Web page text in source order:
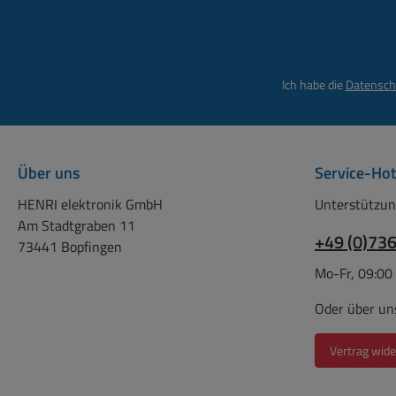
Deckels mit
Kunststoff
mm / Breite 100
integriert
Montageplatte
EMV-
Farbe: Grau
Schutzart (IP) IP65
400gr
Ich habe die
Über uns
HENRI elektronik GmbH
Am Stadtgraben 11
73441 Bopfingen
Service-
+49
Mo-Fr,
Oder über
Vertrag